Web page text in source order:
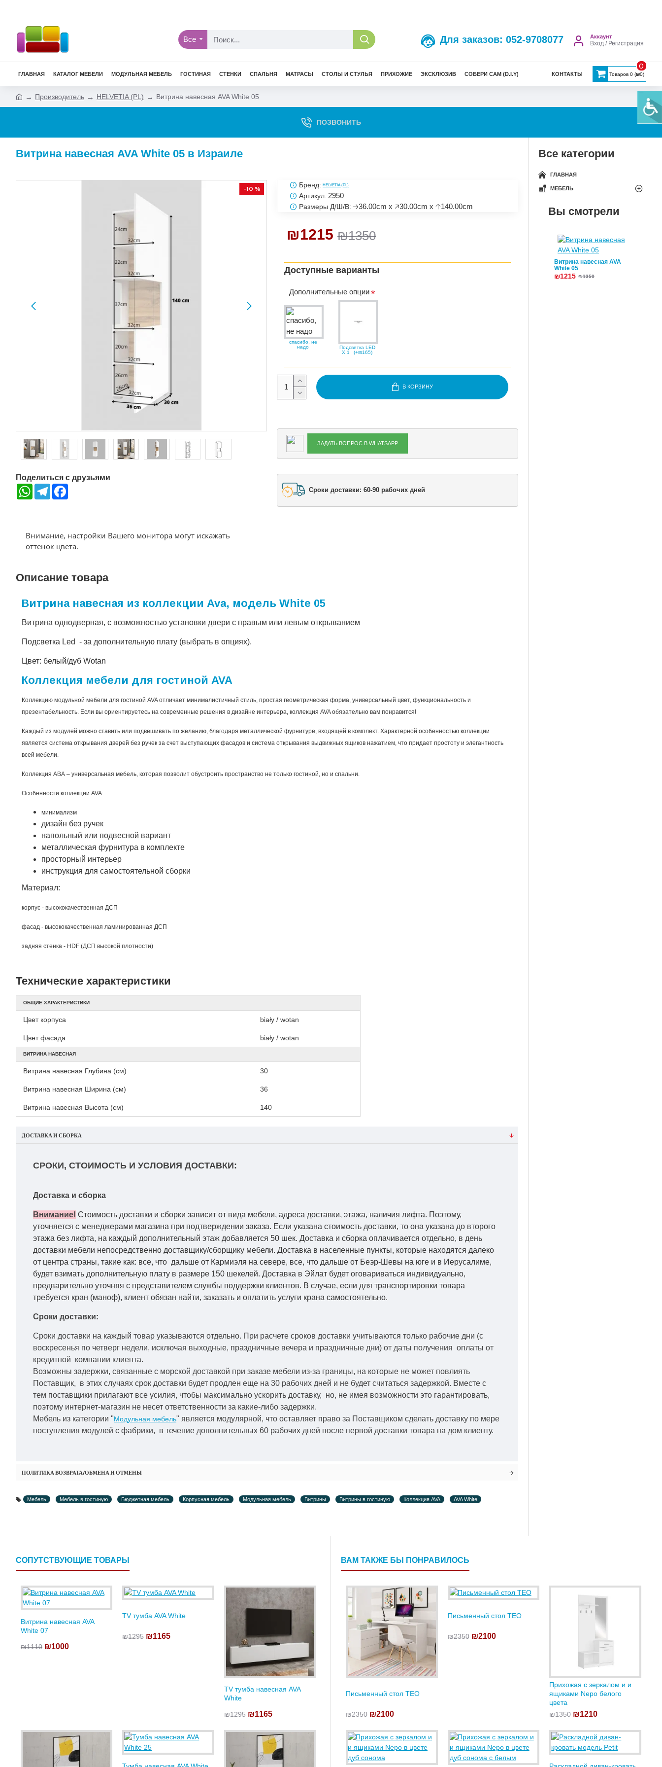
Все Для заказов: 052-9708077 Аккаунт
Вход / Регистрация
ГЛАВНАЯ КАТАЛОГ МЕБЕЛИ МОДУЛЬНАЯ МЕБЕЛЬ ГОСТИНАЯ СТЕНКИ СПАЛЬНЯ МАТРАСЫ СТОЛЫ И СТУЛЬЯ ПРИХОЖИЕ ЭКСКЛЮЗИВ СОБЕРИ САМ (D.I.Y) КОНТАКТЫ Товаров 0 (₪0)
0
Производитель HELVETIA (PL) Витрина навесная AVA White 05
ПОЗВОНИТЬ
Витрина навесная AVA White 05 в Израиле
-10 %
Поделиться с друзьями
WhatsAppTelegram
Внимание, настройки Вашего монитора могут искажать
оттенок цвета.
₪1350
₪1215
Бренд: HELVETIA (PL)
Артикул: 2950
Размеры Д/Ш/В: 🡢36.00cm x 🡥30.00cm x 🡡140.00cm
Доступные варианты
Дополнительные опции
спасибо, не
надо
Подсветка LED
X 1
(+₪165)
В КОРЗИНУ
ЗАДАТЬ ВОПРОС В WHATSAPP
Сроки доставки: 60-90 рабочих дней
Описание товара
Витрина навесная из коллекции Ava, модель White 05
Витрина однодверная, с возможностью установки двери с правым или левым открыванием
Подсветка Led - за дополнительную плату (выбрать в опциях).
Цвет: белый/дуб Wotan
Коллекция мебели для гостиной AVA
Коллекцию модульной мебели для гостиной AVA отличает минималистичный стиль, простая геометрическая форма, универсальный цвет, функциональность и
презентабельность. Если вы ориентируетесь на современные решения в дизайне интерьера, коллекция AVA обязательно вам понравится!
Каждый из модулей можно ставить или подвешивать по желанию, благодаря металлической фурнитуре, входящей в комплект. Характерной особенностью коллекции
является система открывания дверей без ручек за счет выступающих фасадов и система открывания выдвижных ящиков нажатием, что придает простоту и элегантность
всей мебели.
Коллекция АВА – универсальная мебель, которая позволит обустроить пространство не только гостиной, но и спальни.
Особенности коллекции AVA:
минимализм
дизайн без ручек
напольный или подвесной вариант
металлическая фурнитура в комплекте
просторный интерьер
инструкция для самостоятельной сборки
Материал:
корпус - высококачественная ДСП
фасад - высококачественная ламинированная ДСП
задняя стенка - HDF (ДСП высокой плотности)
Технические характеристики
ОБЩИЕ ХАРАКТЕРИСТИКИ
Цвет корпуса biały / wotan
Цвет фасада biały / wotan
ВИТРИНА НАВЕСНАЯ
Витрина навесная Глубина (см) 30
Витрина навесная Ширина (см) 36
Витрина навесная Высота (см) 140
ДОСТАВКА И СБОРКА
СРОКИ, СТОИМОСТЬ И УСЛОВИЯ ДОСТАВКИ:
Доставка и сборка
Внимание! Стоимость доставки и сборки зависит от вида мебели, адреса доставки, этажа, наличия лифта. Поэтому,
уточняется с менеджерами магазина при подтверждении заказа. Если указана стоимость доставки, то она указана до второго
этажа без лифта, на каждый дополнительный этаж добавляется 50 шек. Доставка и сборка оплачивается отдельно, в день
доставки мебели непосредственно доставщику/сборщику мебели. Доставка в населенные пункты, которые находятся далеко
от центра страны, такие как: все, что дальше от Кармиэля на севере, все, что дальше от Беэр-Шевы на юге и в Иерусалиме,
будет взимать дополнительную плату в размере 150 шекелей. Доставка в Эйлат будет оговариваться индивидуально,
предварительно уточняя с представителем службы поддержки клиентов. В случае, если для транспортировки товара
требуется кран (маноф), клиент обязан найти, заказать и оплатить услуги крана самостоятельно.
Сроки доставки:
Сроки доставки на каждый товар указываются отдельно. При расчете сроков доставки учитываются только рабочие дни (с
воскресенья по четверг недели, исключая выходные, праздничные вечера и праздничные дни) от даты получения оплаты от
кредитной компании клиента.
Возможны задержки, связанные с морской доставкой при заказе мебели из-за границы, на которые не может повлиять
Поставщик, в этих случаях срок доставки будет продлен еще на 30 рабочих дней и не будет считаться задержкой. Вместе с
тем поставщики прилагают все усилия, чтобы максимально ускорить доставку, но, не имея возможности это гарантировать,
поэтому интернет-магазин не несет ответственности за какие-либо задержки.
Мебель из категории "Модульная мебель" является модулярной, что оставляет право за Поставщиком сделать доставку по мере
поступления модулей с фабрики, в течение дополнительных 60 рабочих дней после первой доставки товара на дом клиенту.
ПОЛИТИКА ВОЗВРАТА/ОБМЕНА И ОТМЕНЫ
Мебель Мебель в гостиную Бюджетная мебель Корпусная мебель Модульная мебель Витрины Витрины в гостиную Коллекция AVA AVA White
Все категории
ГЛАВНАЯ
МЕБЕЛЬ
Вы смотрели
Витрина навесная AVA
White 05
₪1215 ₪1350
СОПУТСТВУЮЩИЕ ТОВАРЫ
Витрина навесная AVA
White 07
₪1110 ₪1000
TV тумба AVA White
₪1295 ₪1165
TV тумба навесная AVA
White
₪1295 ₪1165
ВАМ ТАКЖЕ БЫ ПОНРАВИЛОСЬ
Письменный стол TEO
₪2350 ₪2100
Письменный стол TEO
₪2350 ₪2100
Прихожая с зеркалом и и
ящиками Nepo белого
цвета
₪1350 ₪1210